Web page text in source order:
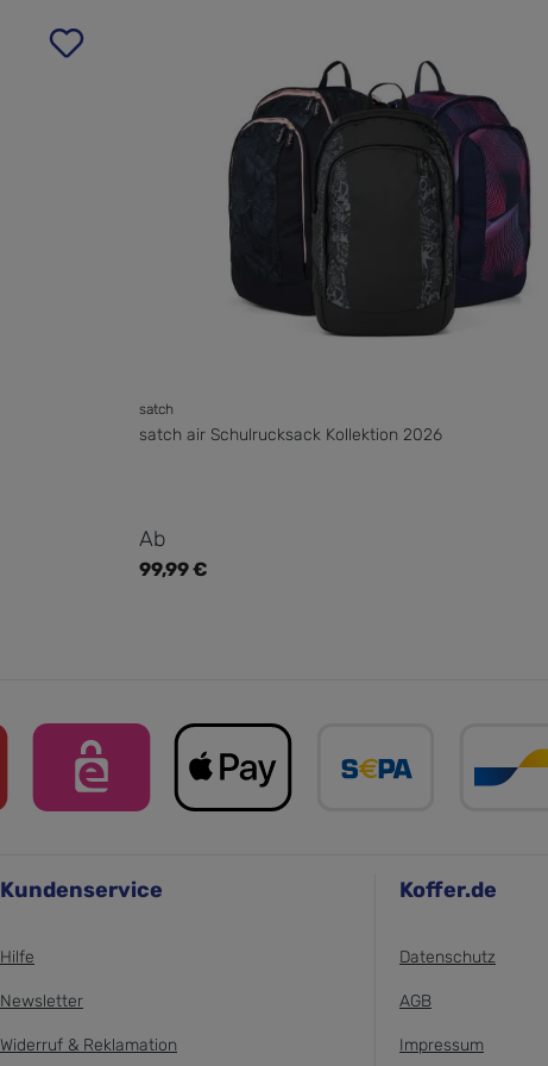
satch
satch air Schulrucksack Kollektion 2026
Regulärer Preis:
Ab
99,99 €
Kundenservice
Hilfe
Newsletter
Widerruf & Reklamation
Koffer.de
Datenschutz
AGB
Impressum